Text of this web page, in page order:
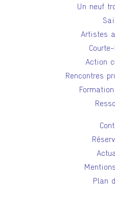
Un neuf
Artistes
Action
Rencontres
Plan